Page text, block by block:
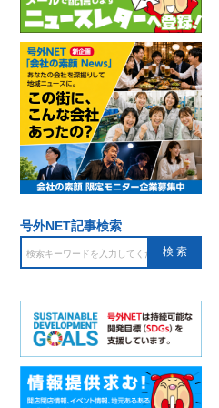
号外NET記事検索